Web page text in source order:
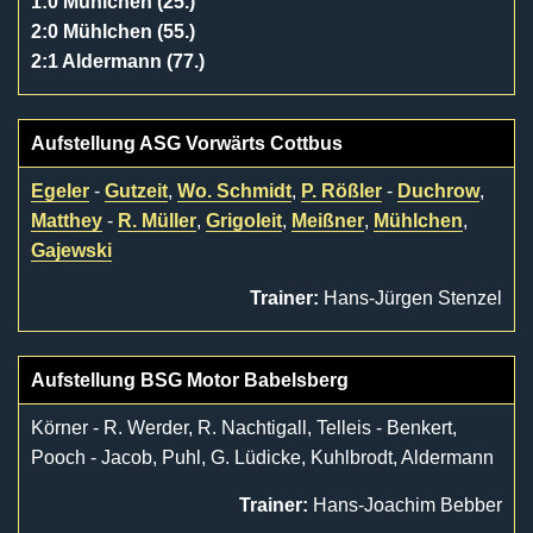
2:0 Mühlchen (55.)
2:1 Aldermann (77.)
Aufstellung ASG Vorwärts Cottbus
Egeler - Gutzeit, Wo. Schmidt, P. Rößler - Duchrow,
Matthey - R. Müller, Grigoleit, Meißner, Mühlchen,
Gajewski
Trainer: Hans-Jürgen Stenzel
Aufstellung BSG Motor Babelsberg
Körner - R. Werder, R. Nachtigall, Telleis - Benkert,
Pooch - Jacob, Puhl, G. Lüdicke, Kuhlbrodt, Aldermann
Trainer: Hans-Joachim Bebber